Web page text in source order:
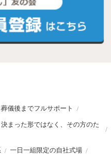
儀後までフルサポート
まった形ではなく、その方のた
一日一組限定の自社式場